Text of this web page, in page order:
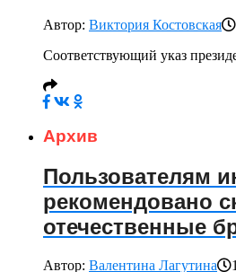
Автор: Виктория Костовская
Соответствующий указ
Архив
Пользователям
рекомендовано
отечественные
Автор: Валентина Лагутина